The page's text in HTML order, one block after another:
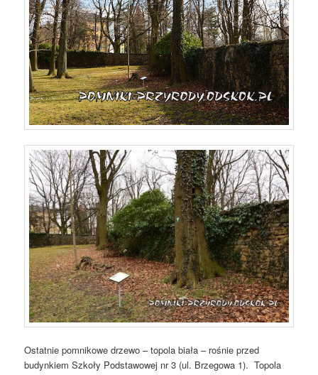
Ostatnie pomnikowe drzewo – topola biała – rośnie przed
budynkiem Szkoły Podstawowej nr 3 (ul. Brzegowa 1). Topola